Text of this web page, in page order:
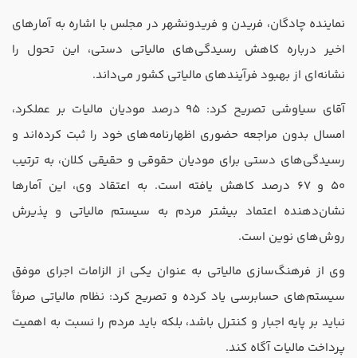
نماینده چادگان، فریدن و فریدونشهر در مجلس با اشاره به آمارهای
اخیر درباره کاهش رسیدگی‌های مالیاتی دستی، این تحول را
نشانه‌ای از بهبود فرآیندهای مالیاتی کشور می‌داند.
آقای سیاوشی تصریح کرد: 95 درصد مودیان مالیات بر عملکرد،
امسال بدون مراجعه حضوری اظهارنامه‌های خود را ثبت کرده‌اند و
رسیدگی‌های دستی برای مودیان حقوقی و حقیقی کلان، به ترتیب
50 و 67 درصد کاهش یافته است. به اعتقاد وی، این آمارها
نشان‌دهنده اعتماد بیشتر مردم به سیستم مالیاتی و پذیرش
روش‌های نوین است.
وی از فرهنگ‌سازی مالیاتی به عنوان یکی از الزامات اجرای موفق
سیستم‌های حسابرسی یاد کرده و تصریح کرد: نظام مالیاتی صرفاً
نباید بر پایه اجبار و کنترل باشد، بلکه باید مردم را نسبت به اهمیت
پرداخت مالیات آگاه کند.